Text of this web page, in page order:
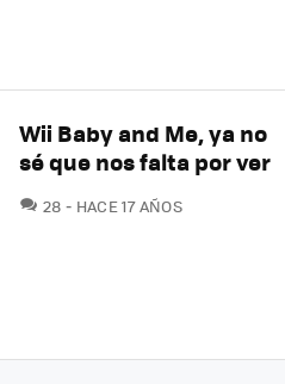
Wii Baby and Me, ya no
sé que nos falta por ver
28 COMENTARIOS
HACE 17 AÑOS